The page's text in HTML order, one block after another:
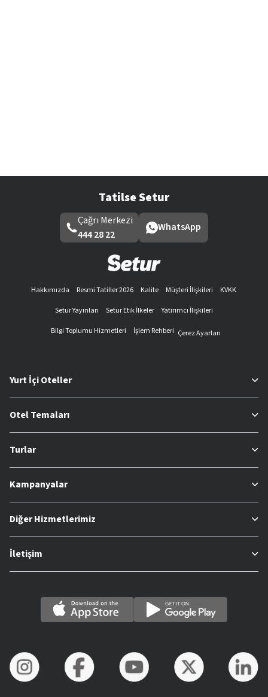
Tatilse Setur
Çağrı Merkezi
444 28 22
WhatsApp
Hakkımızda Resmi Tatiller 2026 Kalite Müşteri İlişkileri
KVKK
Setur Yayınları
Setur Etik İlkeler
Yatırımcı İlişkileri
Bilgi Toplumu Hizmetleri
İşlem Rehberi Çerez Ayarları
Yurt İçi Oteller
Otel Temaları
Turlar
Kampanyalar
Diğer Hizmetlerimiz
İletişim